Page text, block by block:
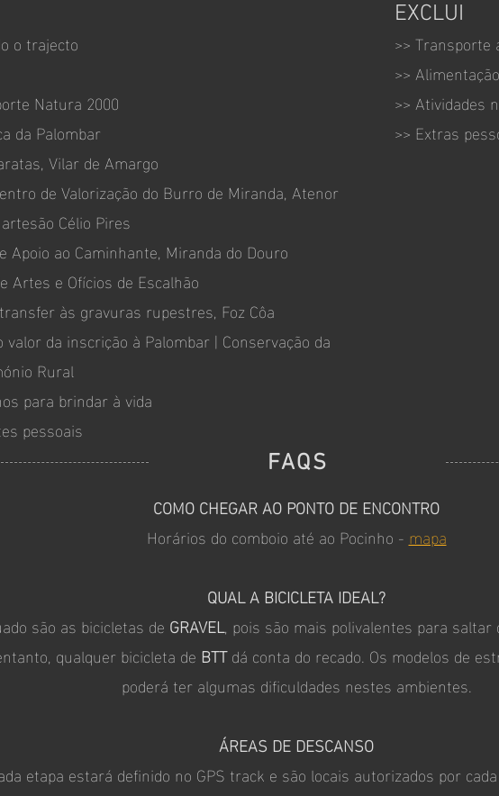
o trajecto
Natura 2000
da Palombar
Vilar de Amargo
de Valorização do Burro de Miranda, Atenor
Célio Pires
Apoio ao Caminhante, Miranda do Douro
Artes e Ofícios de Escalhão
às gravuras rupestres, Foz Côa
valor da inscrição à Palombar | Conservação da
Rural
para brindar à vida
pessoais
EXCLUI
>> Transporte
>>
>> Atividades
>> Extras
FAQS
COMO CHEGAR AO PONTO DE ENCONTRO
Horários do comboio até ao Pocinho - mapa
QUAL A BICICLETA IDEAL?
são as bicicletas de GRAVEL, pois são mais polivalentes para
qualquer bicicleta de BTTdá conta do recado. Os modelos de
poderá ter algumas dificuldades nestes ambientes.
ÁREAS DE DESCANSO
etapa estará definido no GPS track e são locais autorizados por